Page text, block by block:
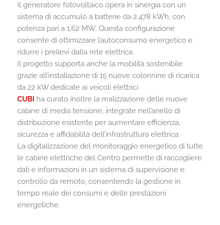
Il generatore fotovoltaico opera in sinergia con un
sistema di accumulo a batterie da 2.478 kWh, con
potenza pari a 1,62 MW. Questa configurazione
consente di ottimizzare l’autoconsumo energetico e
ridurre i prelievi dalla rete elettrica.
Il progetto supporta anche la mobilità sostenibile
grazie all’installazione di 15 nuove colonnine di ricarica
da 22 kW dedicate ai veicoli elettrici.
CUBI ha curato inoltre la realizzazione delle nuove
cabine di media tensione, integrate nell’anello di
distribuzione esistente per aumentare efficienza,
sicurezza e affidabilità dell’infrastruttura elettrica.
La digitalizzazione del monitoraggio energetico di tutte
le cabine elettriche del Centro permette di raccogliere
dati e informazioni in un sistema di supervisione e
controllo da remoto, consentendo la gestione in
tempo reale dei consumi e delle prestazioni
energetiche.